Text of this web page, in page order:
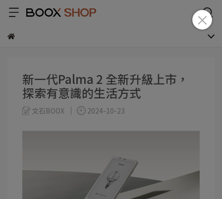
新一代Palma 2 全新升級上市，
探索有意識的生活方式
文石BOOX 2024-10-23